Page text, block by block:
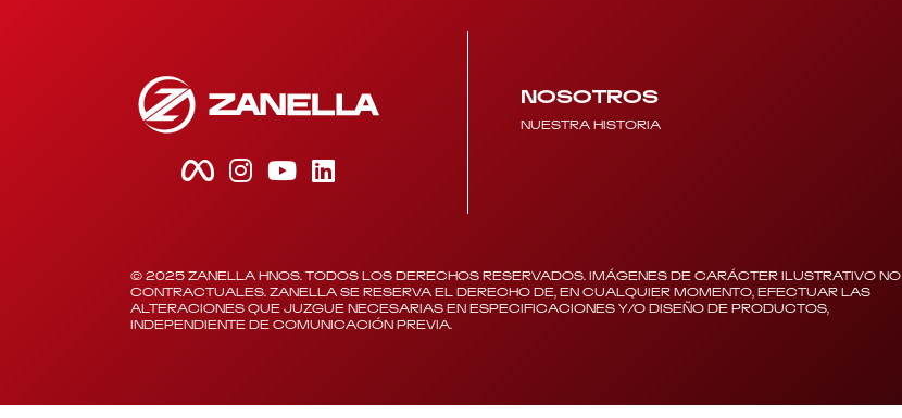
NOSOTROS
NUESTRA HISTORIA
© 2025 ZANELLA HNOS. TODOS LOS DERECHOS RESERVADOS. IMÁGENES DE CARÁCTER ILUSTRATIVO NO
CONTRACTUALES. ZANELLA SE RESERVA EL DERECHO DE, EN CUALQUIER MOMENTO, EFECTUAR LAS
ALTERACIONES QUE JUZGUE NECESARIAS EN ESPECIFICACIONES Y/O DISEÑO DE PRODUCTOS,
INDEPENDIENTE DE COMUNICACIÓN PREVIA.